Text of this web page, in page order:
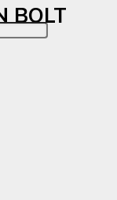
BOLT